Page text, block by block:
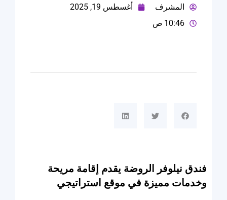
المشرف
أغسطس 19, 2025
10:46 ص
فندق نيلوفر الروضة يقدم إقامة مريحة
وخدمات مميزة في موقع استراتيجي